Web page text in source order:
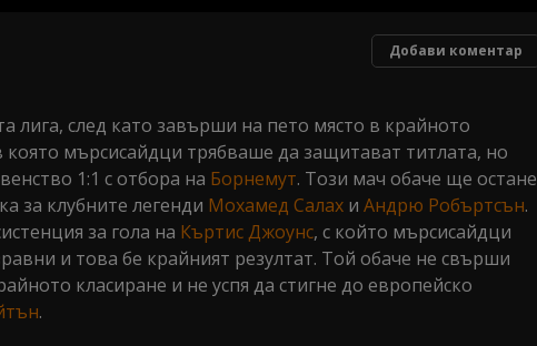
Добави коментар
след като завърши на пето място в крайното
мърсисайдци трябваше да защитават титлата, но
1:1 с отбора на Борнемут. Този мач обаче ще остане
за клубните легенди Мохамед Салах и Андрю Робъртсън.
за гола на Къртис Джоунс, с който мърсисайдци
и това бе крайният резултат. Той обаче не свърши
класиране и не успя да стигне до европейско
.